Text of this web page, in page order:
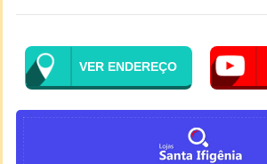
VER ENDEREÇO